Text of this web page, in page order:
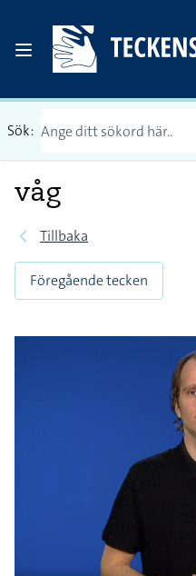
Sök:
våg
Tillbaka
Föregående tecken